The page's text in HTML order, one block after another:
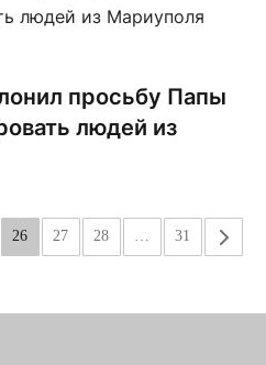
просьбу Папы
людей из
26 27 28 31 »